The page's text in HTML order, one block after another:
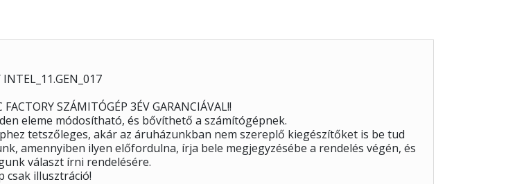
INTEL_11.GEN_017
SZÁMITÓGÉP 3ÉV GARANCIÁVAL!!
eleme módosítható, és bővíthető a számítógépnek.
tetszőleges, akár az áruházunkban nem szereplő kiegészítőket is be tud
amennyiben ilyen előfordulna, írja bele megjegyzésébe a rendelés végén, és
választ írni rendelésére.
csak illusztráció!